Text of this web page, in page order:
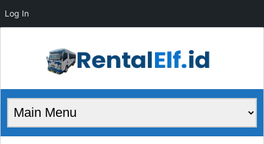
Log In